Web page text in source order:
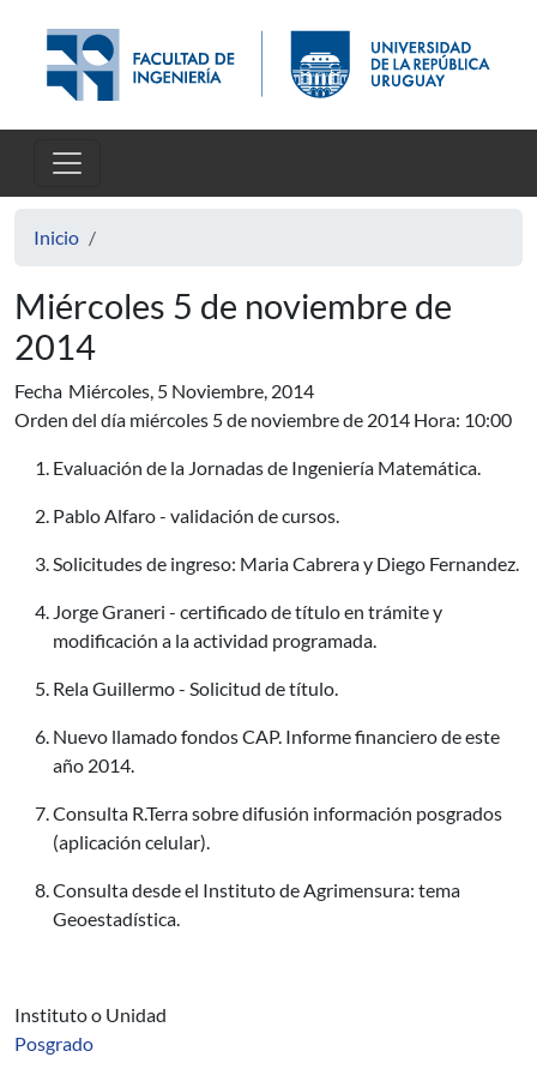
Inicio
Miércoles 5 de noviembre de
2014
Fecha Miércoles, 5 Noviembre, 2014
Orden del día miércoles 5 de noviembre de 2014 Hora: 10:00
Evaluación de la Jornadas de Ingeniería Matemática.
Pablo Alfaro - validación de cursos.
Solicitudes de ingreso: Maria Cabrera y Diego Fernandez.
Jorge Graneri - certificado de título en trámite y
modificación a la actividad programada.
Rela Guillermo - Solicitud de título.
Nuevo llamado fondos CAP. Informe financiero de este
año 2014.
Consulta R.Terra sobre difusión información posgrados
(aplicación celular).
Consulta desde el Instituto de Agrimensura: tema
Geoestadística.
Instituto o Unidad
Posgrado